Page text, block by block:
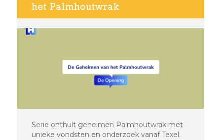
het Palmhoutwrak
Serie onthult geheimen Palmhoutwrak met
unieke vondsten en onderzoek vanaf Texel.